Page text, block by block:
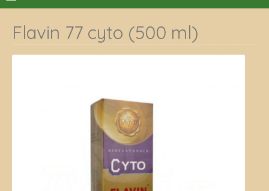
Flavin 77 cyto (500 ml)